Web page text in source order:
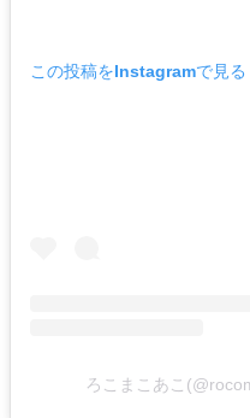
この投稿をInstagramで見る
ろこまこあこ